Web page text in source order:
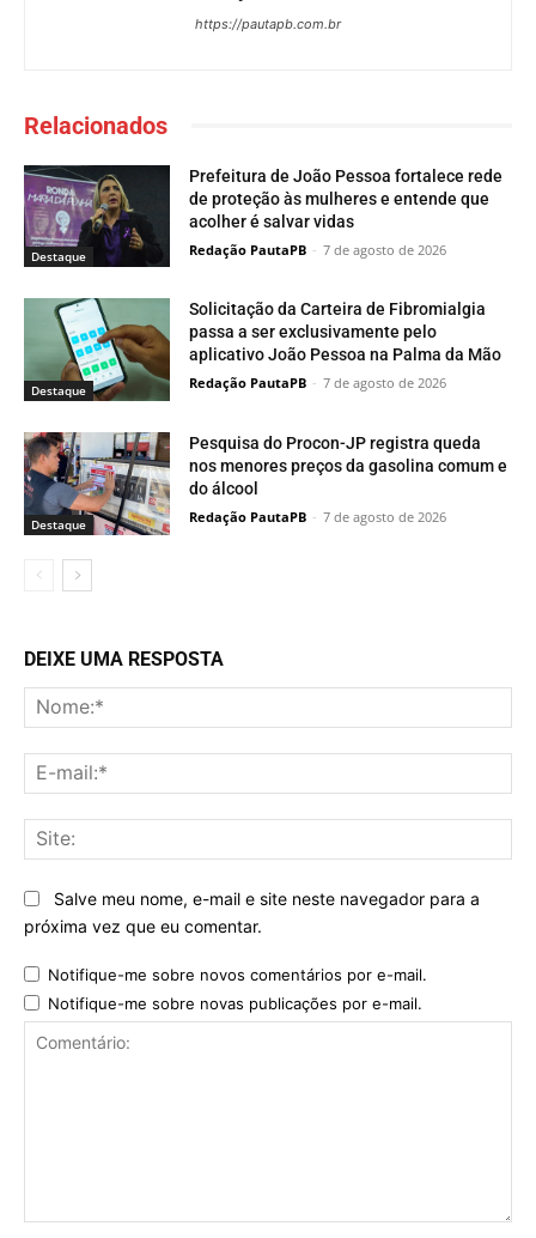
https://pautapb.com.br
Relacionados
Destaque
Prefeitura de João Pessoa fortalece rede
de proteção às mulheres e entende que
acolher é salvar vidas
Redação PautaPB - 7 de agosto de 2026
Destaque
Solicitação da Carteira de Fibromialgia
passa a ser exclusivamente pelo
aplicativo João Pessoa na Palma da Mão
Redação PautaPB - 7 de agosto de 2026
Destaque
Pesquisa do Procon-JP registra queda
nos menores preços da gasolina comum e
do álcool
Redação PautaPB - 7 de agosto de 2026
DEIXE UMA RESPOSTA
Salve meu nome, e-mail e site neste navegador para a
próxima vez que eu comentar.
Notifique-me sobre novos comentários por e-mail.
Notifique-me sobre novas publicações por e-mail.